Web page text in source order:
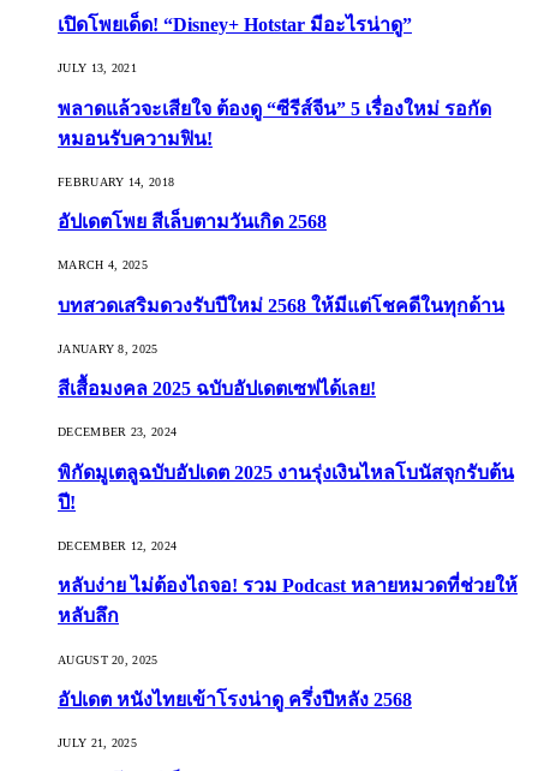
เปิดโพยเด็ด! “Disney+ Hotstar มีอะไรน่าดู”
JULY 13, 2021
พลาดแล้วจะเสียใจ ต้องดู “ซีรีส์จีน” 5 เรื่องใหม่ รอกัด
หมอนรับความฟิน!
FEBRUARY 14, 2018
อัปเดตโพย สีเล็บตามวันเกิด 2568
MARCH 4, 2025
บทสวดเสริมดวงรับปีใหม่ 2568 ให้มีแต่โชคดีในทุกด้าน
JANUARY 8, 2025
สีเสื้อมงคล 2025 ฉบับอัปเดตเซฟได้เลย!
DECEMBER 23, 2024
พิกัดมูเตลูฉบับอัปเดต 2025 งานรุ่งเงินไหลโบนัสจุกรับต้น
ปี!
DECEMBER 12, 2024
หลับง่าย ไม่ต้องไถจอ! รวม Podcast หลายหมวดที่ช่วยให้
หลับลึก
AUGUST 20, 2025
อัปเดต หนังไทยเข้าโรงน่าดู ครึ่งปีหลัง 2568
JULY 21, 2025